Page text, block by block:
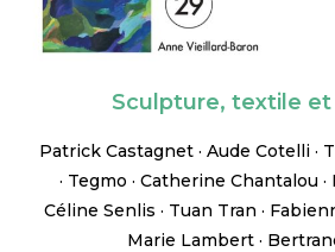
Sculpture, textile
Patrick Castagnet · Aude Cotelli ·
· Tegmo · Catherine Chantalou ·
Céline Senlis · Tuan Tran ·
Marie Lambert ·